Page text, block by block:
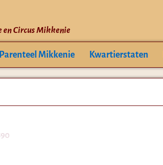
en Circus Mikkenie
Parenteel Mikkenie Kwartierstaten